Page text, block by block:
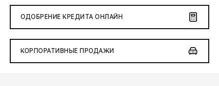
ОДОБРЕНИЕ КРЕДИТА ОНЛАЙН
КОРПОРАТИВНЫЕ ПРОДАЖИ